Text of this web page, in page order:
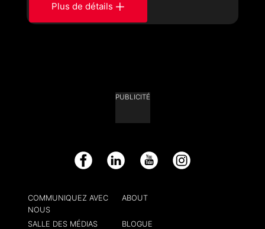
Plus de détails
PUBLICITÉ
Facebook LinkedIn YouTube Instagram
COMMUNIQUEZ AVEC
NOUS
ABOUT
SALLE DES MÉDIAS
BLOGUE